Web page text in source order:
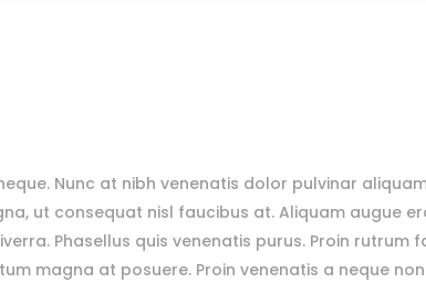
Nunc at nibh venenatis dolor pulvinar
ut consequat nisl faucibus at. Aliquam augue
Phasellus quis venenatis purus. Proin rutrum
magna at posuere. Proin venenatis a neque